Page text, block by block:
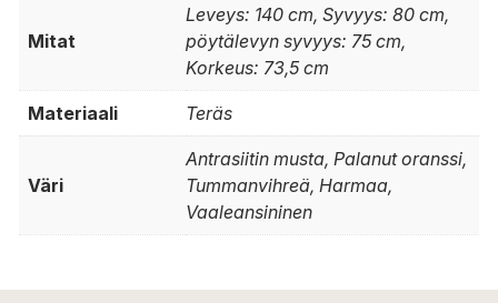
Mitat
Leveys: 140 cm, Syvyys: 80 cm,
pöytälevyn syvyys: 75 cm,
Korkeus: 73,5 cm
Materiaali Teräs
Väri
Antrasiitin musta, Palanut oranssi,
Tummanvihreä, Harmaa,
Vaaleansininen